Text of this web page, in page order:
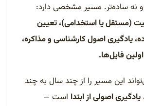
نه ساده‌تر. مسیر مشخصی دارد:
(مستقل یا استخدامی)، تعیین
اصول کارشناسی و مذاکره،
فایل‌ها.
این مسیر را از چند سال به چند
یادگیری اصولی از ابتدا است —